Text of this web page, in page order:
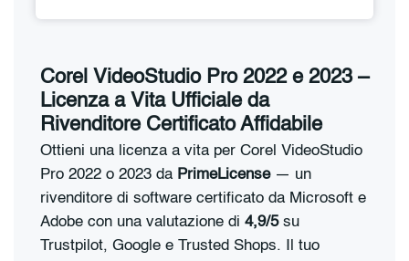
Corel VideoStudio Pro 2022 e 2023 –
Licenza a Vita Ufficiale da
Rivenditore Certificato Affidabile
Ottieni una licenza a vita per Corel VideoStudio
Pro 2022 o 2023 da PrimeLicense— un
rivenditore di software certificato da Microsoft e
Adobe con una valutazione di 4,9/5su
Trustpilot, Google e Trusted Shops. Il tuo